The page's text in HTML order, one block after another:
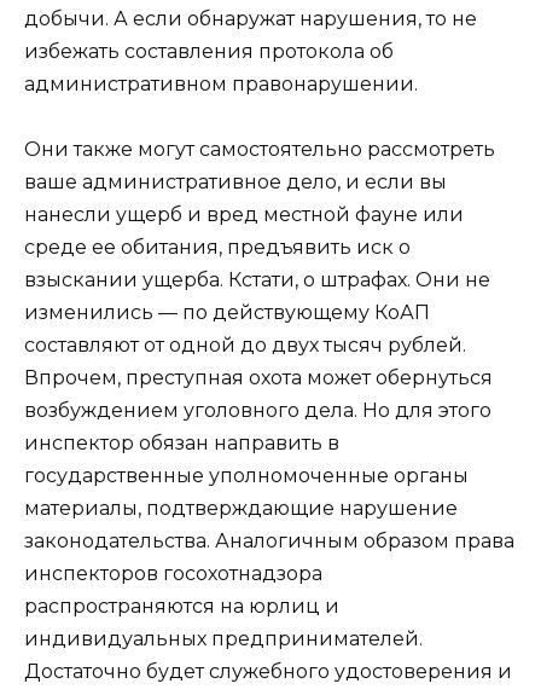
добычи. А если обнаружат нарушения, то не
избежать составления протокола об
административном правонарушении.
Они также могут самостоятельно рассмотреть
ваше административное дело, и если вы
нанесли ущерб и вред местной фауне или
среде ее обитания, предъявить иск о
взыскании ущерба. Кстати, о штрафах. Они не
изменились — по действующему КоАП
составляют от одной до двух тысяч рублей.
Впрочем, преступная охота может обернуться
возбуждением уголовного дела. Но для этого
инспектор обязан направить в
государственные уполномоченные органы
материалы, подтверждающие нарушение
законодательства. Аналогичным образом права
инспекторов госохотнадзора
распространяются на юрлиц и
индивидуальных предпринимателей.
Достаточно будет служебного удостоверения и